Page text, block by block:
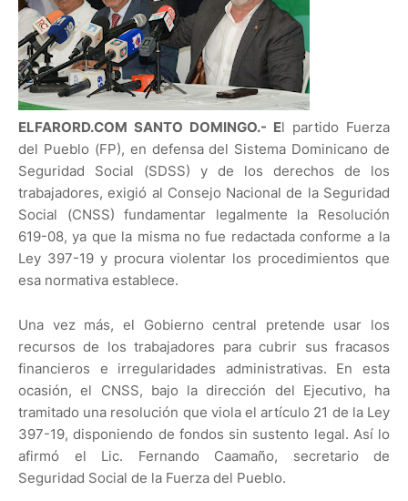
ELFARORD.COM SANTO DOMINGO.- El partido Fuerza
del Pueblo (FP), en defensa del Sistema Dominicano de
Seguridad Social (SDSS) y de los derechos de los
trabajadores, exigió al Consejo Nacional de la Seguridad
Social (CNSS) fundamentar legalmente la Resolución
619-08, ya que la misma no fue redactada conforme a la
Ley 397-19 y procura violentar los procedimientos que
esa normativa establece.
Una vez más, el Gobierno central pretende usar los
recursos de los trabajadores para cubrir sus fracasos
financieros e irregularidades administrativas. En esta
ocasión, el CNSS, bajo la dirección del Ejecutivo, ha
tramitado una resolución que viola el artículo 21 de la Ley
397-19, disponiendo de fondos sin sustento legal. Así lo
afirmó el Lic. Fernando Caamaño, secretario de
Seguridad Social de la Fuerza del Pueblo.